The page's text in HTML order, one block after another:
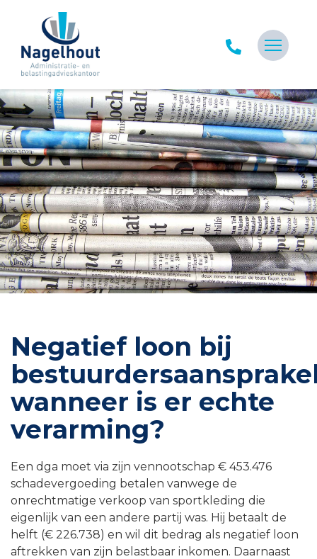
Negatief loon bij
wanneer is er echte
verarming?
Een dga moet via zijn vennootschap € 453.476
schadevergoeding betalen vanwege de
onrechtmatige verkoop van sportkleding die
eigenlijk van een andere partij was. Hij betaalt de
helft (€ 226.738) en wil dit bedrag als negatief loon
aftrekken van zijn belastbaar inkomen. Daarnaast